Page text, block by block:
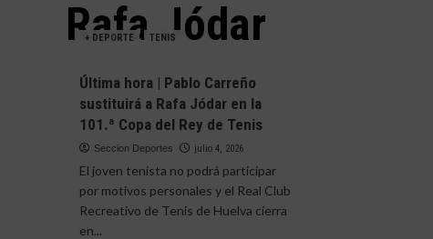
Rafa Jódar
+ DEPORTE TENIS
Última hora | Pablo Carreño
sustituirá a Rafa Jódar en la
101.ª Copa del Rey de Tenis
Seccion Deportes julio 4, 2026
El joven tenista no podrá participar
por motivos personales y el Real Club
Recreativo de Tenis de Huelva cierra
en...